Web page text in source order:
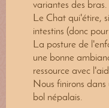
variantes des bras.
Le Chat qui'étire,
intestins (donc
La posture de
une bonne
ressource avec
Nous finirons
bol népalais.